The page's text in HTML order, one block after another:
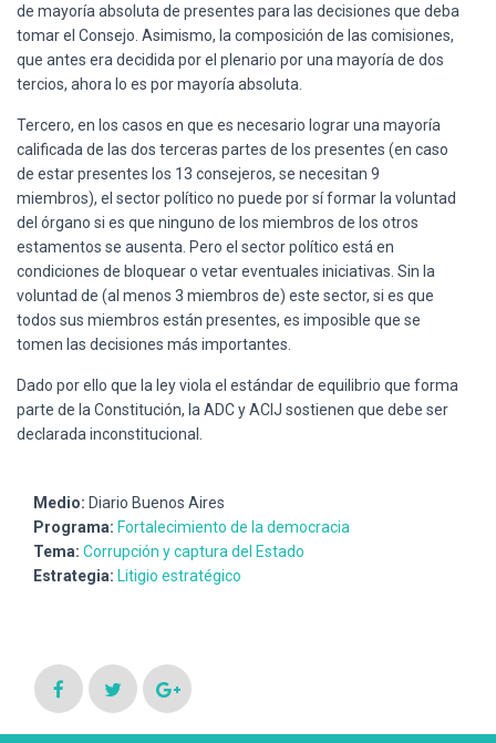
de mayoría absoluta de presentes para las decisiones que deba
tomar el Consejo. Asimismo, la composición de las comisiones,
que antes era decidida por el plenario por una mayoría de dos
tercios, ahora lo es por mayoría absoluta.
Tercero, en los casos en que es necesario lograr una mayoría
calificada de las dos terceras partes de los presentes (en caso
de estar presentes los 13 consejeros, se necesitan 9
miembros), el sector político no puede por sí formar la voluntad
del órgano si es que ninguno de los miembros de los otros
estamentos se ausenta. Pero el sector político está en
condiciones de bloquear o vetar eventuales iniciativas. Sin la
voluntad de (al menos 3 miembros de) este sector, si es que
todos sus miembros están presentes, es imposible que se
tomen las decisiones más importantes.
Dado por ello que la ley viola el estándar de equilibrio que forma
parte de la Constitución, la ADC y ACIJ sostienen que debe ser
declarada inconstitucional.
Medio: Diario Buenos Aires
Programa: Fortalecimiento de la democracia
Tema: Corrupción y captura del Estado
Estrategia: Litigio estratégico